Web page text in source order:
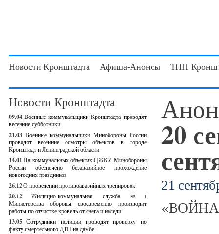
Новости Кронштадта Афиша-Анонсы ТПП
Новости Кронштадта
09.04 Военные коммунальщики Кронштадта проводят
весенние субботники
21.03 Военные коммунальщики Минобороны России
проводят весенние осмотры объектов в городе
Кронштадт и Ленинградской области
14.01 На коммунальных объектах ЦЖКУ Минобороны
России обеспечено безаварийное прохождение
новогодних праздников
26.12О проведении противоаварийных тренировок
20.12
Жилищно-коммунальная служба №1
Министерства обороны своевременно производит
работы по отчистке кровель от снега и наледи
13.05 Сотрудники полиции проводят проверку по
факту смертельного ДТП на дамбе
20
21